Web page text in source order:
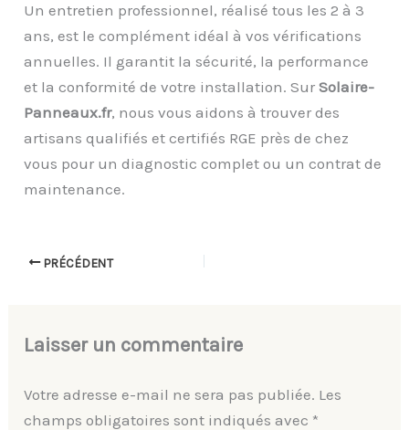
Un entretien professionnel, réalisé tous les 2 à 3
ans, est le complément idéal à vos vérifications
annuelles. Il garantit la sécurité, la performance
et la conformité de votre installation. SurSolaire-
Panneaux.fr, nous vous aidons à trouver des
artisans qualifiés et certifiés RGE près de chez
vous pour un diagnostic complet ou un contrat de
maintenance.
PRÉCÉDENT
Laisser un commentaire
Votre adresse e-mail ne sera pas publiée. Les
champs obligatoires sont indiqués avec *